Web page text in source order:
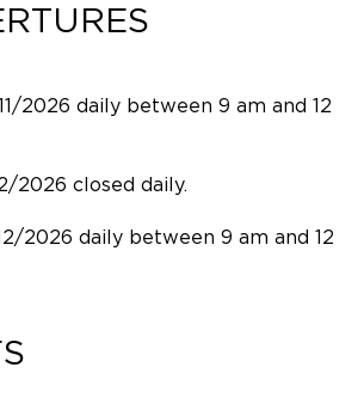
2026 daily between 9 am and 12
2026 closed daily.
2026 daily between 9 am and 12